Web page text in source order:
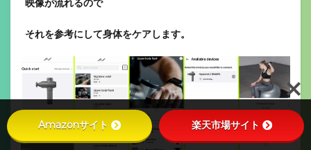
映像が流れるので
それを参考にして身体をケアします。
Amazonサイト 楽天市場サイト